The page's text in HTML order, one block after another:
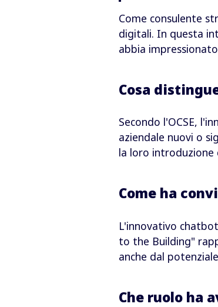
Come consulente
digitali. In questa
abbia
Cosa
Secondo l'OCSE,
aziendale nuovi o
la loro introduzione
Come ha
L'innovativo
to the Building"
anche dal
Che ruolo ha